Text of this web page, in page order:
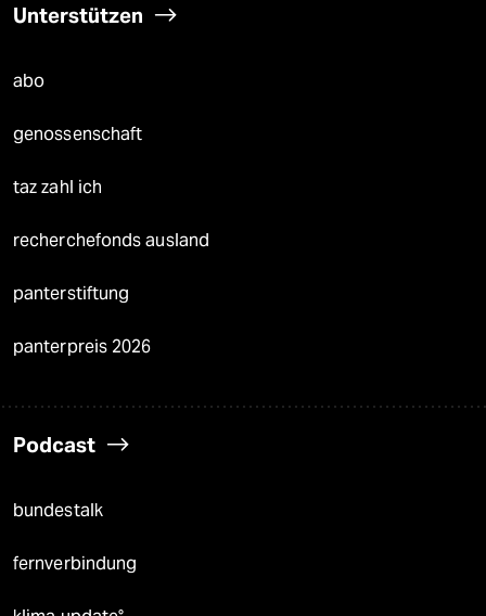
Unterstützen
abo
genossenschaft
taz zahl ich
recherchefonds ausland
panterstiftung
panterpreis 2026
Podcast
bundestalk
fernverbindung